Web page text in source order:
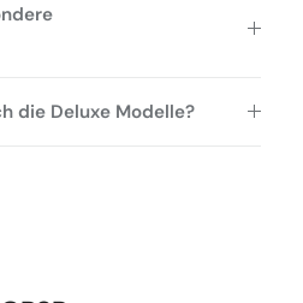
die Deluxe Modelle?